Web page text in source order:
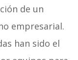
de un
empresarial.
han sido el